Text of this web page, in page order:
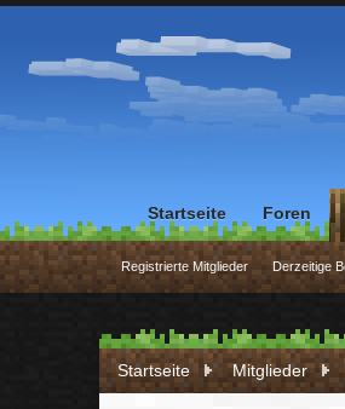
Startseite Mitglieder
Startseite Foren
Registrierte Mitglieder Derzeitige